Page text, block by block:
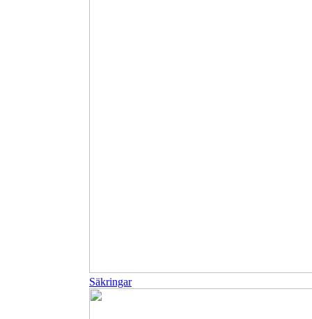
Säkringar